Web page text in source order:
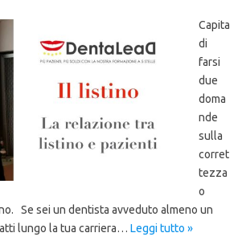
Capita
di
farsi
due
doma
nde
sulla
corret
tezza
o
Se sei un dentista avveduto almeno un
lungo la tua carriera… Leggi tutto »